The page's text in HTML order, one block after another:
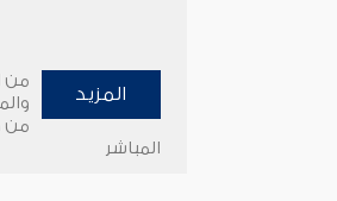
المزيد
من
من
المباشر